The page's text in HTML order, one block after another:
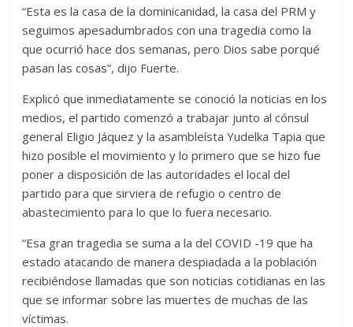
“Esta es la casa de la dominicanidad, la casa del PRM y
seguimos apesadumbrados con una tragedia como la
que ocurrió hace dos semanas, pero Dios sabe porqué
pasan las cosas”, dijo Fuerte.
Explicó que inmediatamente se conoció la noticias en los
medios, el partido comenzó a trabajar junto al cónsul
general Eligio Jáquez y la asambleísta Yudelka Tapia que
hizo posible el movimiento y lo primero que se hizo fue
poner a disposición de las autoridades el local del
partido para que sirviera de refugio o centro de
abastecimiento para lo que lo fuera necesario.
“Esa gran tragedia se suma a la del COVID -19 que ha
estado atacando de manera despiadada a la población
recibiéndose llamadas que son noticias cotidianas en las
que se informar sobre las muertes de muchas de las
víctimas.